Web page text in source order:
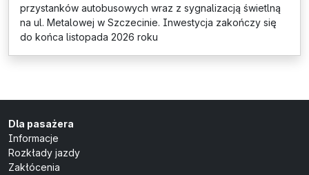
przystanków autobusowych wraz z sygnalizacją świetlną
na ul. Metalowej w Szczecinie. Inwestycja zakończy się
do końca listopada 2026 roku
Dla pasażera
Informacje
Rozkłady jazdy
Zakłócenia